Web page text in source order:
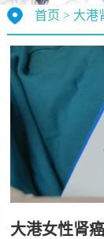
首页 > 大港
大港女性肾